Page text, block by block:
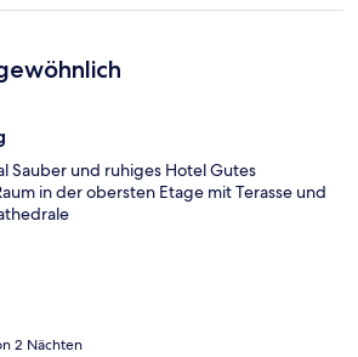
einladend. Wir hatten einen Aufenthalt
entsprach und (bei Frühstück und
Sauber und ruhiges Hotel Gutes
in der obersten Etage mit Terasse und
2 Nächten